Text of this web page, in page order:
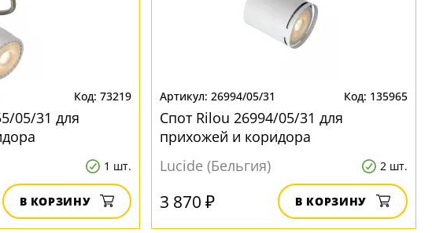
73219
05/31 для
1 шт.
В КОРЗИНУ
26994/05/31 135965
Спот Rilou 26994/05/31 для
прихожей и коридора
Lucide (Бельгия)
2 шт.
3 870 ₽ В КОРЗИНУ